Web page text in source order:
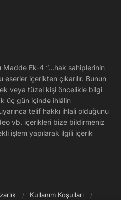
Madde Ek-4 “…hak sahiplerinin
içerikten çıkarılır. Bunun
veya tüzel kişi öncelikle bilgi
üç gün içinde ihlâlin
telif hakkı ihlali olduğunu
vb. içerikleri bize bildirmeniz
işlem yapılarak ilgili içerik
Kullanım Koşulları